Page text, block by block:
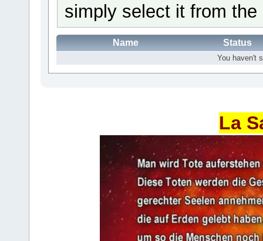
simply select it from
Name Status
You haven't
La